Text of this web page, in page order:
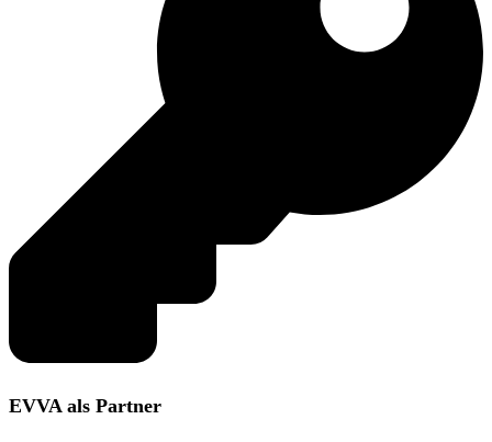
EVVA als Partner